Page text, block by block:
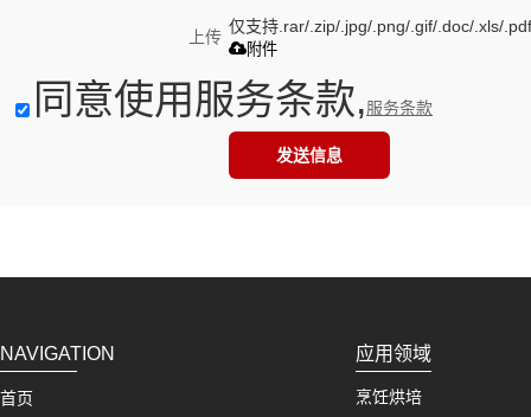
上传
仅支持.rar/.zip/.jpg/.png/.gif/.doc/.xls/
附件
同意使用服务条款,服务条款
发送信息
NAVIGATION
首页
应用领域
烹饪烘培